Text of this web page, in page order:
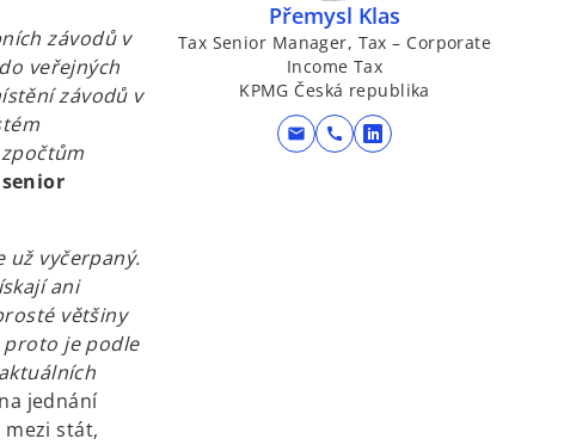
závodů v
veřejných
závodů v
už vyčerpaný.
ani
většiny
proto je podle
jednání
stát,
Přemysl Klas
Tax Senior Manager, Tax – Corporate
Income Tax
KPMG Česká republika
mail call
o